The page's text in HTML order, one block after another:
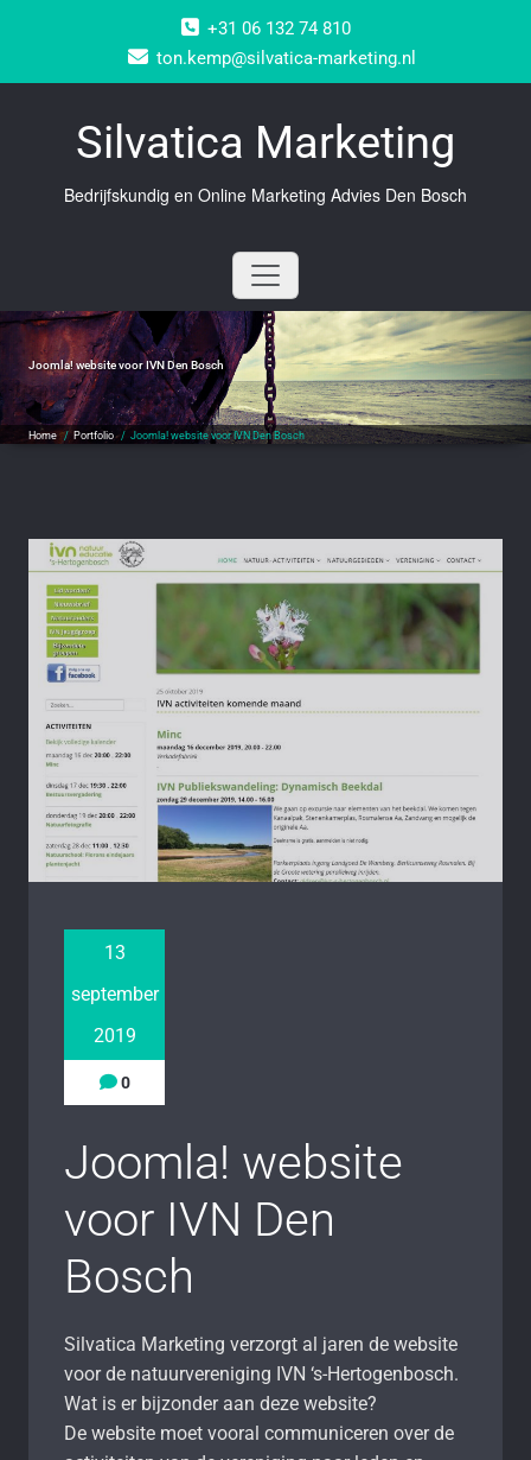
+31 06 132 74 810
ton.kemp@silvatica-marketing.nl
Silvatica Marketing
Bedrijfskundig en Online Marketing Advies Den Bosch
Joomla! website voor IVN Den Bosch
Home / Portfolio/ Joomla! website voor IVN Den Bosch
13
september
2019
0
Joomla! website
voor IVN Den
Bosch
Silvatica Marketing verzorgt al jaren de website
voor de natuurvereniging IVN ‘s-Hertogenbosch.
Wat is er bijzonder aan deze website?
De website moet vooral communiceren over de